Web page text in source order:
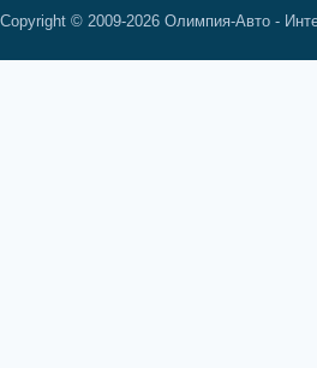
Copyright © 2009-2026 Олимпия-Авто -